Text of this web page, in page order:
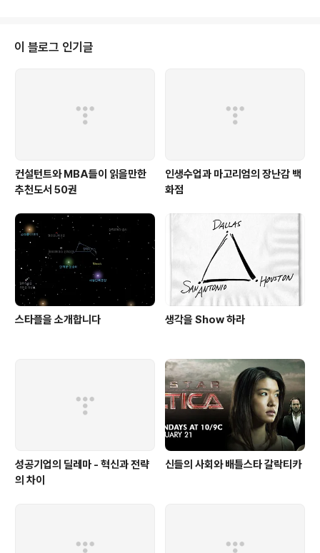
나 중견기업들을 위한 내용들이다. 이걸 스타트업에 적용하려면 군더더기를 다
배제하고 원리 중심으로 가야한다. 힘을 빼고 문제를 가지고 있는 사람과 같은
이 블로그 인기글
컨설턴트와 MBA들이 읽을만한
추천도서 50권
인생수업과 마고리엄의 장난감 백
화점
스타플을 소개합니다 생각을 Show 하라
성공기업의 딜레마 - 혁신과 전략
의 차이
신들의 사회와 배틀스타 갈락티카